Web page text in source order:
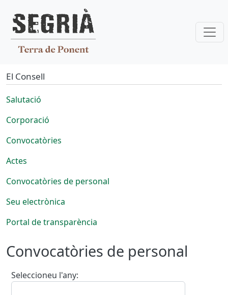
Convocatòries de personal
Seleccioneu l'any:
El Consell
Salutació
Corporació
Convocatòries
Actes
Convocatòries de personal
Seu electrònica
Portal de transparència